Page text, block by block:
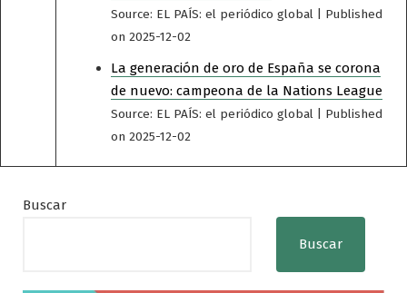
Source: EL PAÍS: el periódico global
Published
on 2025-12-02
La generación de oro de España se corona
de nuevo: campeona de la Nations League
Source: EL PAÍS: el periódico global
Published
on 2025-12-02
Buscar
Buscar